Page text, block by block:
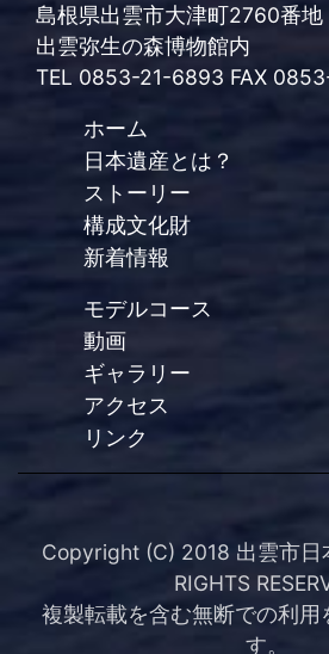
島根県出雲市大津町2760番地
出雲弥生の森博物館内
TEL 0853-21-6893 FAX
ホーム
日本遺産とは？
ストーリー
構成文化財
新着情報
モデルコース
動画
ギャラリー
アクセス
リンク
Copyright (C) 2018 出雲市日
RIGHTS
複製転載を含む無断での利用
す。